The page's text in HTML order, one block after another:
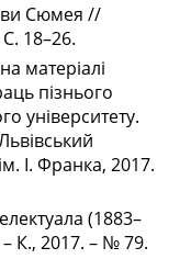
Сюмея //
18–26.
матеріалі
пізнього
університету.
І. Франка, 2017.
(1883–
К., 2017. – № 79.